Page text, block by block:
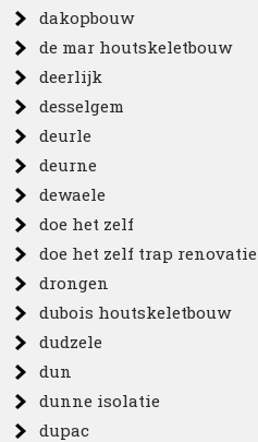
dakopbouw
de mar houtskeletbouw
deerlijk
desselgem
deurle
deurne
dewaele
doe het zelf
doe het zelf trap renovatie
drongen
dubois houtskeletbouw
dudzele
dun
dunne isolatie
dupac